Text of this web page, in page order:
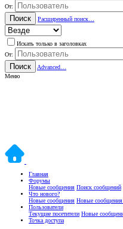
От:
Поиск Расширенный поиск…
Искать только в заголовках
От:
Поиск
Advanced…
Меню
Главная
Форумы
Новые сообщения Поиск сообщений
Что нового?
Новые сообщения Новые сообщения
Пользователи
Текущие посетители Новые
Точка доступа